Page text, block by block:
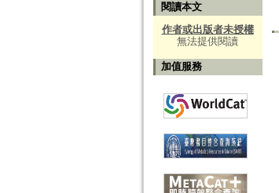
閱讀本文
作者或出版者未授權
無法提供閱讀
加值服務